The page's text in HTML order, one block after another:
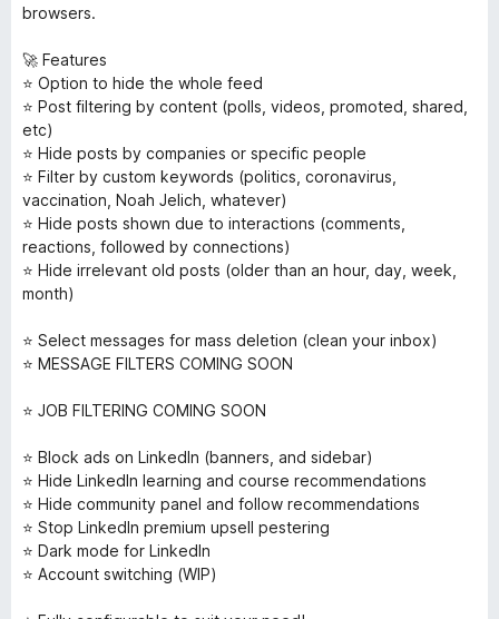
browsers.
🚀 Features
⭐️ Option to hide the whole feed
⭐️ Post filtering by content (polls, videos, promoted, shared,
etc)
⭐️ Hide posts by companies or specific people
⭐️ Filter by custom keywords (politics, coronavirus,
vaccination, Noah Jelich, whatever)
⭐️ Hide posts shown due to interactions (comments,
reactions, followed by connections)
⭐️ Hide irrelevant old posts (older than an hour, day, week,
month)
⭐️ Select messages for mass deletion (clean your inbox)
⭐️ MESSAGE FILTERS COMING SOON
⭐️ JOB FILTERING COMING SOON
⭐️ Block ads on LinkedIn (banners, and sidebar)
⭐️ Hide LinkedIn learning and course recommendations
⭐️ Hide community panel and follow recommendations
⭐️ Stop LinkedIn premium upsell pestering
⭐️ Dark mode for LinkedIn
⭐️ Account switching (WIP)